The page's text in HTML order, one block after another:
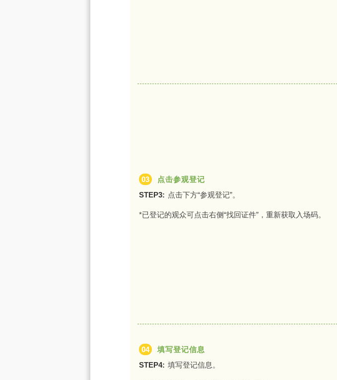
03
点击参观登记
STEP3: 点击下方“参观登记”。
*已登记的观众可点击右侧“找回证件”，重新获取入场码。
04
填写登记信息
STEP4: 填写登记信息。